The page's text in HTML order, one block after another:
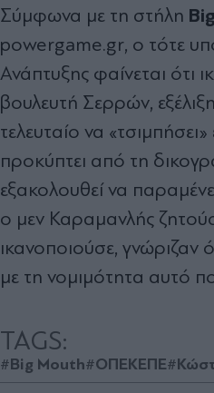
Σύμφωνα με τη στήλη
powergame.gr, ο τότε
Ανάπτυξης φαίνεται ότι
βουλευτή Σερρών,
τελευταίο να
προκύπτει από τη
εξακολουθεί να
ο μεν Καραμανλής
ικανοποιούσε, γνώριζαν
με τη νομιμότητα αυτό
TAGS:
#Big Mouth#ΟΠΕΚΕΠΕ